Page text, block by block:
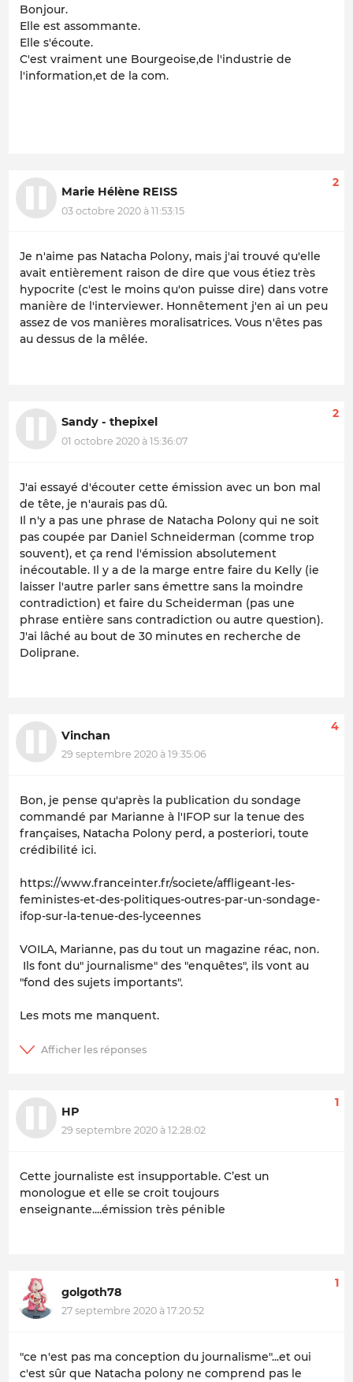
Bonjour.
Elle est assommante.
Elle s'écoute.
C'est vraiment une Bourgeoise,de l'industrie de
l'information,et de la com.
Marie Hélène REISS
03 octobre 2020 à 11:53:15
2
Je n'aime pas Natacha Polony, mais j'ai trouvé qu'elle
avait entièrement raison de dire que vous étiez très
hypocrite (c'est le moins qu'on puisse dire) dans votre
manière de l'interviewer. Honnêtement j'en ai un peu
assez de vos manières moralisatrices. Vous n'êtes pas
au dessus de la mêlée.
Sandy - thepixel
01 octobre 2020 à 15:36:07
2
J'ai essayé d'écouter cette émission avec un bon mal
de tête, je n'aurais pas dû.
Il n'y a pas une phrase de Natacha Polony qui ne soit
pas coupée par Daniel Schneiderman (comme trop
souvent), et ça rend l'émission absolutement
inécoutable. Il y a de la marge entre faire du Kelly (ie
laisser l'autre parler sans émettre sans la moindre
contradiction) et faire du Scheiderman (pas une
phrase entière sans contradiction ou autre question).
J'ai lâché au bout de 30 minutes en recherche de
Doliprane.
Vinchan
29 septembre 2020 à 19:35:06
4
Bon, je pense qu'après la publication du sondage
commandé par Marianne à l'IFOP sur la tenue des
françaises, Natacha Polony perd, a posteriori, toute
crédibilité ici.
https://www.franceinter.fr/societe/affligeant-les-
feministes-et-des-politiques-outres-par-un-sondage-
ifop-sur-la-tenue-des-lyceennes
VOILA, Marianne, pas du tout un magazine réac, non.
Ils font du" journalisme" des "enquêtes", ils vont au
"fond des sujets importants".
Les mots me manquent.
HP
29 septembre 2020 à 12:28:02
1
Cette journaliste est insupportable. C’est un
monologue et elle se croit toujours
enseignante....émission très pénible
golgoth78
27 septembre 2020 à 17:20:52
1
"ce n'est pas ma conception du journalisme"...et oui
c'est sûr que Natacha polony ne comprend pas le